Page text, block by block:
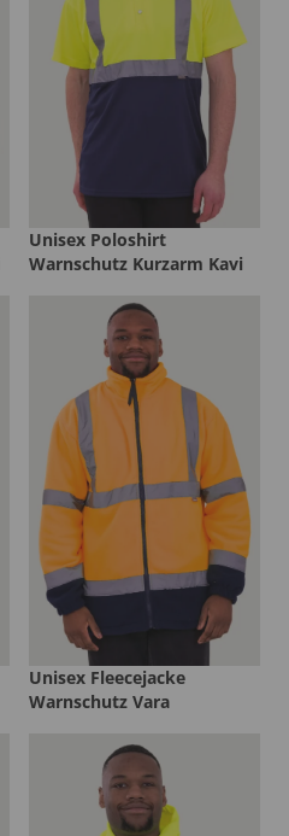
Unisex Poloshirt
Warnschutz Kurzarm Kavi
Unisex Fleecejacke
Warnschutz Vara